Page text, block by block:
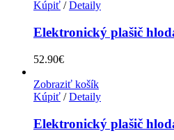
Kúpiť / Detaily
Elektronický plašič
52.90€
Zobraziť košík
Kúpiť / Detaily
Elektronický plašič